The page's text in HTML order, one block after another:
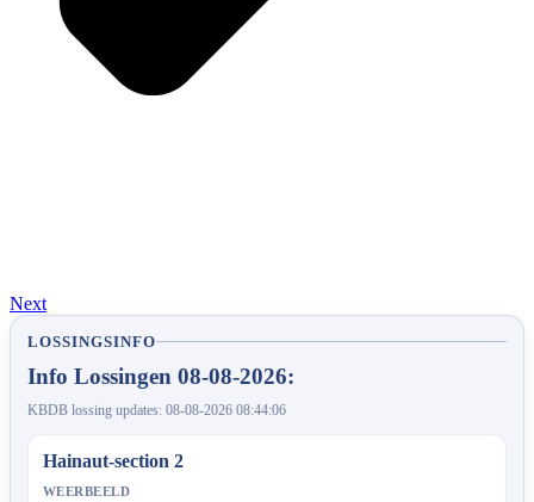
Next
LOSSINGSINFO
Info Lossingen 08-08-2026:
KBDB lossing updates: 08-08-2026 08:44:06
Hainaut-section 2
WEERBEELD